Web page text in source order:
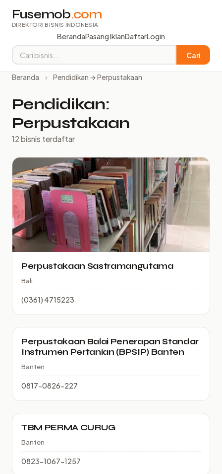
Fusemob.com
DIREKTORI BISNIS INDONESIA
BerandaPasang IklanDaftarLogin
Cari
Beranda › Pendidikan → Perpustakaan
Pendidikan:
Perpustakaan
12 bisnis terdaftar
Perpustakaan Sastramangutama
Bali
(0361) 4715223
Perpustakaan Balai Penerapan Standar
Instrumen Pertanian (BPSIP) Banten
Banten
0817-0826-227
TBM PERMA CURUG
Banten
0823-1067-1257